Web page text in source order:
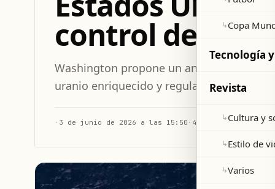
control del
Washington propone un anexo ejecutivo
uranio enriquecido y regula el tránsito
· 3 de junio de 2026 a las 15:50 · 4 min de lectura
↳Copa
Tecnología y
Revista
↳Cultura y
↳Estilo de
↳Varios